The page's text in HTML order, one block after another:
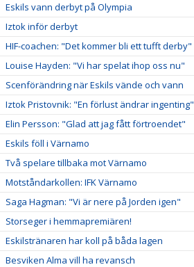
Eskils vann derbyt på Olympia
Iztok inför derbyt
HIF-coachen: "Det kommer bli ett tufft derby"
Louise Hayden: "Vi har spelat ihop oss nu"
Scenförändring när Eskils vände och vann
Iztok Pristovnik: "En förlust ändrar ingenting"
Elin Persson: "Glad att jag fått förtroendet"
Eskils föll i Värnamo
Två spelare tillbaka mot Värnamo
Motståndarkollen: IFK Värnamo
Saga Hagman: "Vi är nere på Jorden igen"
Storseger i hemmapremiären!
Eskilstränaren har koll på båda lagen
Besviken Alma vill ha revansch